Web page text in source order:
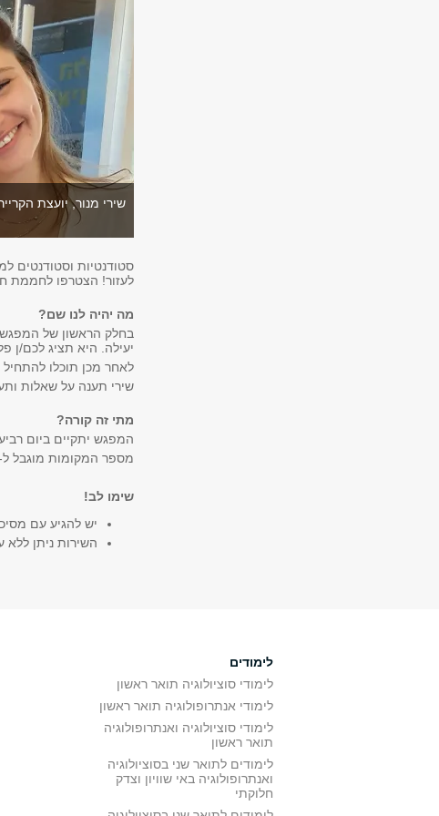
שירי מנור, יועצת
סטודנטיות וסטודנטים
לעזור! הצטרפו לחממת
מה יהיה לנו שם?
בחלק הראשון של
יעילה. היא תציג לכם/ן
לאחר מכן תוכלו
שירי תענה על שאלות
מתי זה קורה?
המפגש יתקיים ביום רביעי |17.11 | 16:00-14:00 | בבניין נפתלי במעבדת המחשבים
מספר המקומות מוגבל ל-18 משתתפות ומשתתפים
שימו לב!
יש להגיע עם
השירות ניתן ללא
לימודים
לימודי סוציולוגיה תואר ראשון
לימודי אנתרופולוגיה תואר ראשון
לימודי סוציולוגיה ואנתרופולוגיה
תואר ראשון
לימודים לתואר שני בסוציולוגיה
ואנתרופולוגיה באי שוויון וצדק
חלוקתי